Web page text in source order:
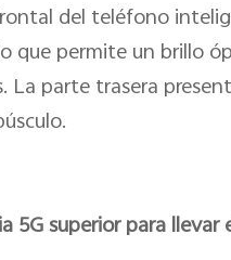
del teléfono
que permite un brillo
La parte trasera
5G superior para